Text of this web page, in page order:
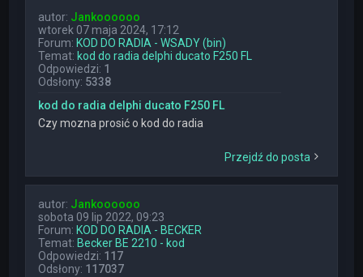
autor: Jankoooooo
wtorek 07 maja 2024, 17:12
Forum: KOD DO RADIA - WSADY (bin)
Temat: kod do radia delphi ducato F250 FL
Odpowiedzi: 1
Odsłony: 5338
kod do radia delphi ducato F250 FL
Czy mozna prosić o kod do radia
Przejdź do posta
autor: Jankoooooo
sobota 09 lip 2022, 09:23
Forum: KOD DO RADIA - BECKER
Temat: Becker BE 2210 - kod
Odpowiedzi: 117
Odsłony: 117037